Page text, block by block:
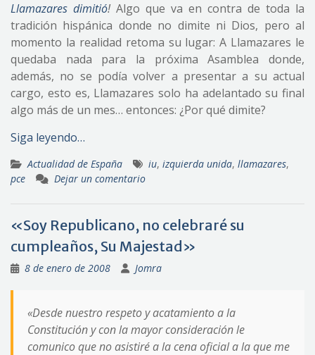
Llamazares dimitió!Algo que va en contra de toda la
tradición hispánica donde no dimite ni Dios, pero al
momento la realidad retoma su lugar: A Llamazares le
quedaba nada para la próxima Asamblea donde,
además, no se podía volver a presentar a su actual
cargo, esto es, Llamazares solo ha adelantado su final
algo más de un mes… entonces: ¿Por qué dimite?
Siga leyendo…
Actualidad de España iu, izquierda unida, llamazares,
pce
Dejar un comentario
«Soy Republicano, no celebraré su
cumpleaños, Su Majestad»
8 de enero de 2008 Jomra
«Desde nuestro respeto y acatamiento a la
Constitución y con la mayor consideración le
comunico que no asistiré a la cena oficial a la que me